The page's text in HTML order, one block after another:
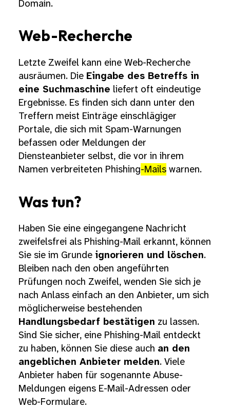
Domain.
Web-Recherche
Letzte Zweifel kann eine Web-Recherche
ausräumen. Die Eingabe des Betreffs in
eine Suchmaschine liefert oft eindeutige
Ergebnisse. Es finden sich dann unter den
Treffern meist Einträge einschlägiger
Portale, die sich mit Spam-Warnungen
befassen oder Meldungen der
Diensteanbieter selbst, die vor in ihrem
Namen verbreiteten Phishing-Mails warnen.
Was tun?
Haben Sie eine eingegangene Nachricht
zweifelsfrei als Phishing-Mail erkannt, können
Sie sie im Grunde ignorieren und löschen.
Bleiben nach den oben angeführten
Prüfungen noch Zweifel, wenden Sie sich je
nach Anlass einfach an den Anbieter, um sich
möglicherweise bestehenden
Handlungsbedarf bestätigen zu lassen.
Sind Sie sicher, eine Phishing-Mail entdeckt
zu haben, können Sie diese auch an den
angeblichen Anbieter melden. Viele
Anbieter haben für sogenannte Abuse-
Meldungen eigens E-Mail-Adressen oder
Web-Formulare.